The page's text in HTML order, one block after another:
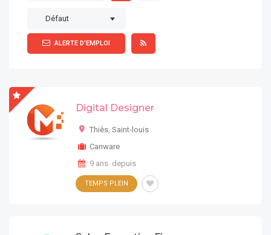
Défaut
ALERTE D'EMPLOI
Digital Designer
Thiès, Saint-louis
Canware
9 ans depuis
TEMPS PLEIN